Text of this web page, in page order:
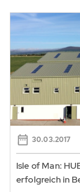
30.03.2017
Isle of Man:
erfolgreich in